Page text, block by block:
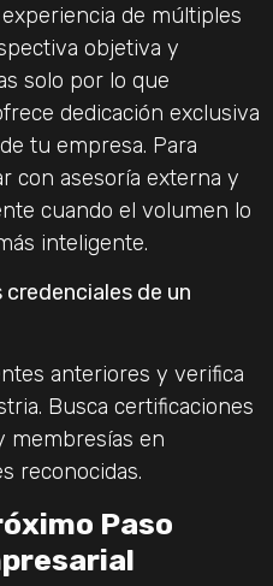
de múltiples
objetiva y
solo por lo que
dedicación exclusiva
tu empresa. Para
con asesoría externa y
cuando el volumen lo
inteligente.
de un
anteriores y verifica
Busca certificaciones
membresías en
reconocidas.
Paso